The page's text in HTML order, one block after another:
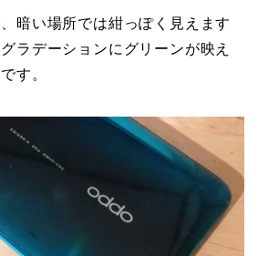
暗い場所では紺っぽく見えます
ラデーションにグリーンが映え
す。